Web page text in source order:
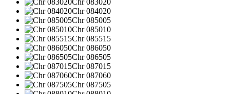
Chr 084020
Chr 085005
Chr 085010
Chr 085515
Chr 086050
Chr 086505
Chr 087015
Chr 087060
Chr 087505